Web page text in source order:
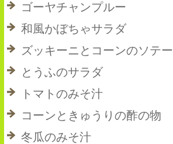
ゴーヤチャンプルー
和風かぼちゃサラダ
ズッキーニとコーンのソテー
とうふのサラダ
トマトのみそ汁
コーンときゅうりの酢の物
冬瓜のみそ汁